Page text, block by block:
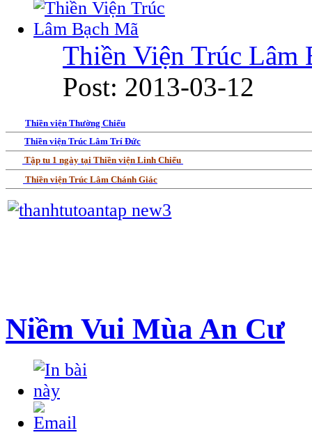
Thiền Viện Trúc Lâm
Post: 2013-03-12
Thiền viện Thường Chiếu
Thiền viện Trúc Lâm Trí Đức
Tập tu 1 ngày tại Thiền viện Linh Chiếu
Thiền viện Trúc Lâm Chánh Giác
Niềm Vui Mùa An Cư